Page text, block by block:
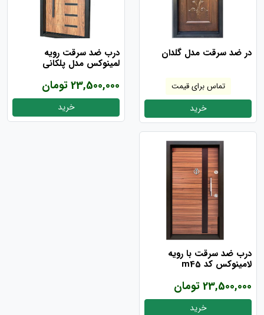
در ضد سرقت مدل گلدان
تماس برای قیمت
خرید
درب ضد سرقت رویه
لمینوکس مدل پلکانی
23,500,000 تومان
خرید
درب ضد سرقت با رویه
لامینوکس کد m45
23,500,000 تومان
خرید